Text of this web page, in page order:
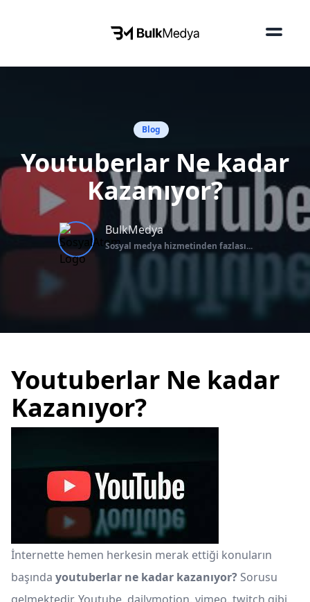
Blog
Youtuberlar Ne kadar
Kazanıyor?
BulkMedya
Sosyal medya hizmetinden fazlası...
Youtuberlar Ne kadar
Kazanıyor?
İnternette hemen herkesin merak ettiği konuların
başında youtuberlar ne kadar kazanıyor? Sorusu